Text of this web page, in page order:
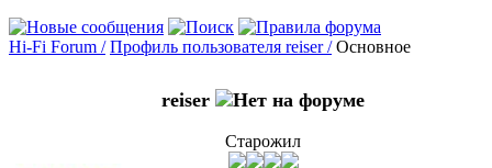
Hi-Fi Forum / Профиль пользователя reiser / Основное
reiser
Старожил